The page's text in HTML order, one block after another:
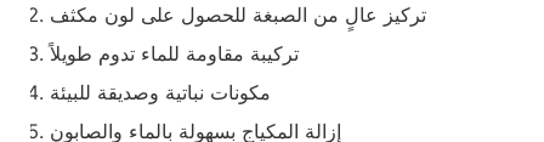
تركيز عالٍ من الصبغة للحصول على لون مكثف
تركيبة مقاومة للماء تدوم طويلاً
مكونات نباتية وصديقة للبيئة
إزالة المكياج بسهولة بالماء والصابون